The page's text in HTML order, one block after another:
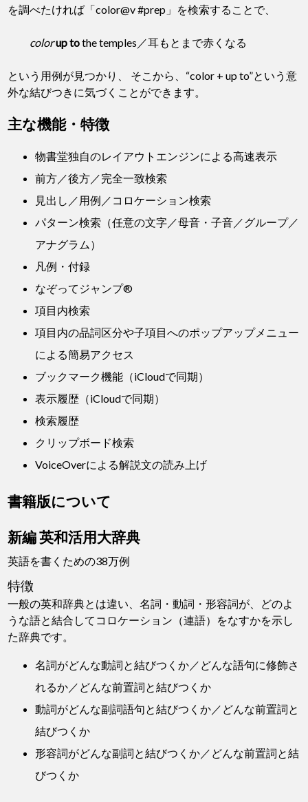
を調べたければ「color@v #prep」を検索することで、
colorup tothe temples／耳もとまで赤くなる
という用例が見つかり、 そこから、“color + up to”という意
外な結びつきに気づくことができます。
主な機能・特徴
物書堂独自のレイアウトエンジンによる高速表示
前方／後方／完全一致検索
見出し／用例／コロケーション検索
パターン検索（任意の文字／母音・子音／グループ／
アナグラム）
凡例・付録
なぞってジャンプ®
項目内検索
項目内の品詞区分や子項目へのポップアップメニュー
による簡易アクセス
ブックマーク機能（iCloudで同期）
表示履歴（iCloudで同期）
検索履歴
クリップボード検索
VoiceOverによる解説文の読み上げ
書籍版について
新編 英和活用大辞典
英語を書くための38万例
特徴
一般の英和辞典とは違い、名詞・動詞・形容詞が、どのよ
うな語と結合してコロケーション（連語）をなすかを示し
た辞典です。
名詞がどんな動詞と結びつくか／どんな語句に修飾さ
れるか／どんな前置詞と結びつくか
動詞がどんな副詞語句と結びつくか／どんな前置詞と
結びつくか
形容詞がどんな副詞と結びつくか／どんな前置詞と結
びつくか